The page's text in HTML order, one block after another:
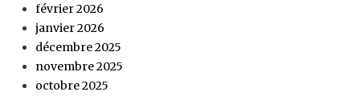
février 2026
janvier 2026
décembre 2025
novembre 2025
octobre 2025